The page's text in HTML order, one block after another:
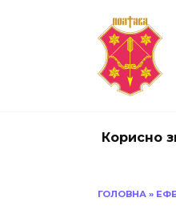
Корисно
ГОЛОВНА »